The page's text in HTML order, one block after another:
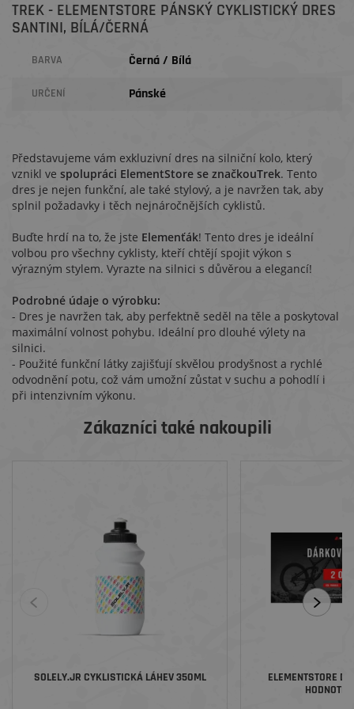
TREK - ELEMENTSTORE PÁNSKÝ CYKLISTICKÝ DRES
SANTINI, BÍLÁ/ČERNÁ
BARVA Černá / Bílá
URČENÍ Pánské
Představujeme vám exkluzivní dres na silniční kolo, který
vznikl ve spolupráci ElementStore se značkouTrek. Tento
dres je nejen funkční, ale také stylový, a je navržen tak, aby
splnil požadavky i těch nejnáročnějších cyklistů.
Buďte hrdí na to, že jste Elemenťák! Tento dres je ideální
volbou pro všechny cyklisty, kteří chtějí spojit výkon s
výrazným stylem. Vyrazte na silnici s důvěrou a elegancí!
Podrobné údaje o výrobku:
- Dres je navržen tak, aby perfektně seděl na těle a poskytoval
maximální volnost pohybu. Ideální pro dlouhé výlety na
silnici.
- Použité funkční látky zajišťují skvělou prodyšnost a rychlé
odvodnění potu, což vám umožní zůstat v suchu a pohodlí i
při intenzivním výkonu.
Zákazníci také nakoupili
SOLELY.JR CYKLISTICKÁ LÁHEV 350ML
ELEMENTSTORE